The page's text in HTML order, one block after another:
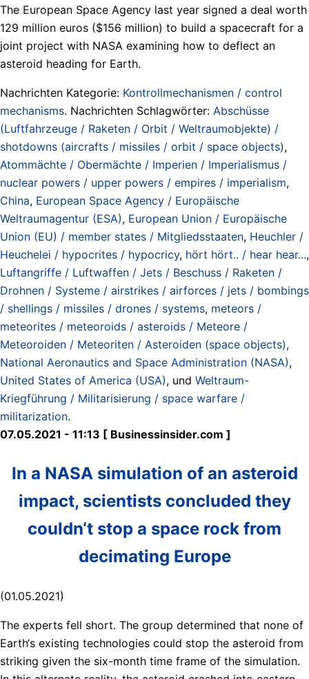
The European Space Agency last year signed a deal worth
129 million euros ($156 million) to build a spacecraft for a
joint project with NASA examining how to deflect an
asteroid heading for Earth.
Nachrichten Kategorie: Kontrollmechanismen / control
mechanisms. Nachrichten Schlagwörter: Abschüsse
(Luftfahrzeuge / Raketen / Orbit / Weltraumobjekte) /
shotdowns (aircrafts / missiles / orbit / space objects),
Atommächte / Obermächte / Imperien / Imperialismus /
nuclear powers / upper powers / empires / imperialism,
China, European Space Agency / Europäische
Weltraumagentur (ESA), European Union / Europäische
Union (EU) / member states / Mitgliedsstaaten, Heuchler /
Heuchelei / hypocrites / hypocricy, hört hört.. / hear hear...,
Luftangriffe / Luftwaffen / Jets / Beschuss / Raketen /
Drohnen / Systeme / airstrikes / airforces / jets / bombings
/ shellings / missiles / drones / systems, meteors /
meteorites / meteoroids / asteroids / Meteore /
Meteoroiden / Meteoriten / Asteroiden (space objects),
National Aeronautics and Space Administration (NASA),
United States of America (USA), und Weltraum-
Kriegführung / Militarisierung / space warfare /
militarization.
07.05.2021 - 11:13 [ Businessinsider.com ]
In a NASA simulation of an asteroid
impact, scientists concluded they
couldn‘t stop a space rock from
decimating Europe
(01.05.2021)
The experts fell short. The group determined that none of
Earth‘s existing technologies could stop the asteroid from
striking given the six-month time frame of the simulation.